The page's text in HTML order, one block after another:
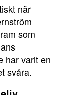
när
som
har varit en
svåra.